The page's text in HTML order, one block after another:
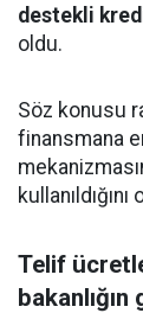
destekli
oldu.
Söz konusu
finansmana
Telif
bakanlığın